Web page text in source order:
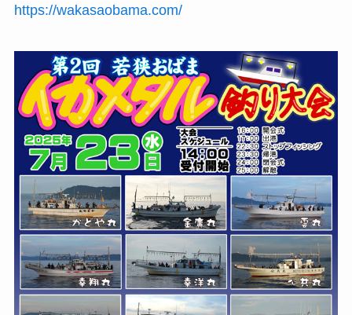
https://wakasaobama.com/